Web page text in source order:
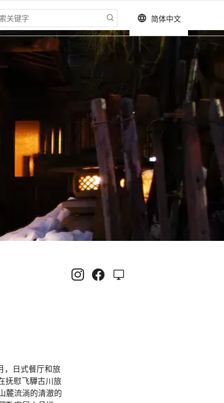
language 简体中文
，日式餐厅和旅
抚慰飞驒古川旅
麓流淌的清澈的